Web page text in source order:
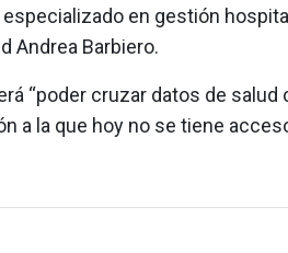
en gestión
Andrea Barbiero.
“poder cruzar datos de salud
a la que hoy no se tiene